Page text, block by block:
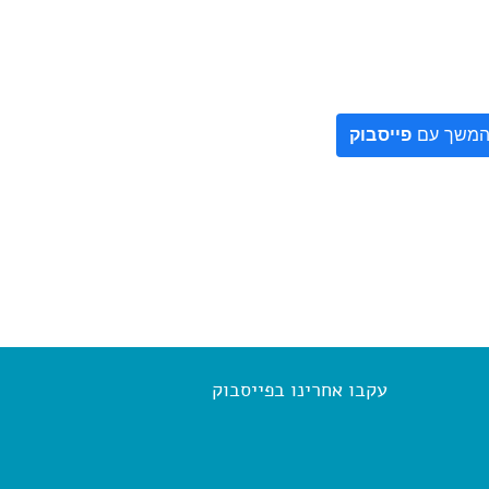
המשך עם פייסבוק
עקבו אחרינו בפייסבוק